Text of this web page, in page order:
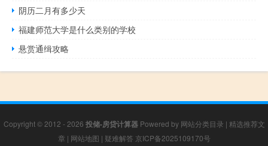
阴历二月有多少天
福建师范大学是什么类别的学校
悬赏通缉攻略
Copyright © 2012 - 2026 投储-房贷计算器Powered by 网站分类目录 | 精选推荐文
章 | 网站地图 | 疑难解答 京ICP备2025109170号